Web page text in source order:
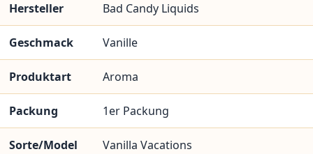
Hersteller Bad Candy Liquids
Geschmack Vanille
Produktart Aroma
Packung 1er Packung
Sorte/Model Vanilla Vacations